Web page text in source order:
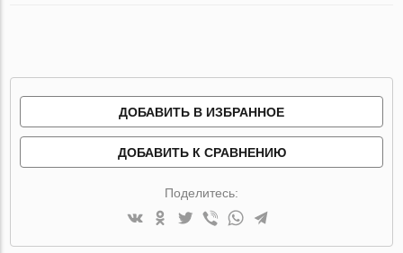
ДОБАВИТЬ В ИЗБРАННОЕ
ДОБАВИТЬ К СРАВНЕНИЮ
Поделитесь: